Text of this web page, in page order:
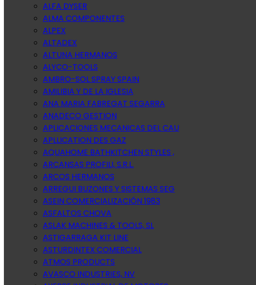
ALFA DYSER
ALMA COMPONENTES
ALPEX
ALTADEX
ALTUNA HERMANOS
ALYCO-TOOLS
AMBRO-SOL SPRAY SPAIN
AMILIBIA Y DE LA IGLESIA
ANA MARIA FABREGAT SEGARRA
ANADECO GESTION
APLICACIONES MECANICAS DEL CAU
APLLICATION DES GAZ
AQUAHOME BATHKITCHEN STYLES ,
ARCANSAS PROFILI, S.R.L.
ARCOS HERMANOS
ARREGUI BUZONES Y SISTEMAS SEG
ASEIN COMERCIALIZACIÓN 1983
ASFALTOS CHOVA
ASLAK MACHINES & TOOLS, SL
ASTIGARRAGA KIT LINE
ASTURDINTEX COMERCIAL
ATMOS PRODUCTS
AVASCO INDUSTRIES, NV